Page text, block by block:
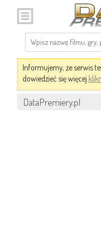
Informujemy, że serwis
dowiedzieć się więcej
DataPremiery.pl